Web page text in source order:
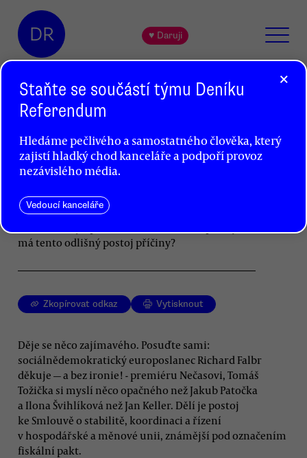
DR ♥ Daruji
Necelých sedm set slov
o fiskálním paktu
Jiří Guth
Českou levici dělí postoj ke Smlouvě o stabilitě,
koordinaci a řízení v hospodářské a měnové
má tento odlišný postoj příčiny?
Zkopírovat odkaz Vytisknout
Děje se něco zajímavého. Posuďte sami:
sociálnědemokratický europoslanec Richard Falbr
děkuje — a bez ironie! - premiéru Nečasovi, Tomáš
Tožička si myslí něco opačného než Jakub Patočka
a Ilona Švihlíková než Jan Keller. Dělí je postoj
ke Smlouvě o stabilitě, koordinaci a řízení
v hospodářské a měnové unii, známější pod označením
fiskální pakt.
×
Staňte se součástí týmu Deníku
Referendum
Hledáme pečlivého a samostatného člověka, který
zajistí hladký chod kanceláře a podpoří provoz
nezávislého média.
Vedoucí kanceláře